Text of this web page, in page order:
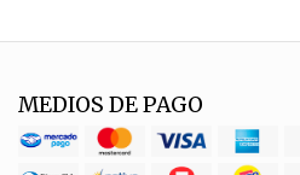
MEDIOS DE PAGO